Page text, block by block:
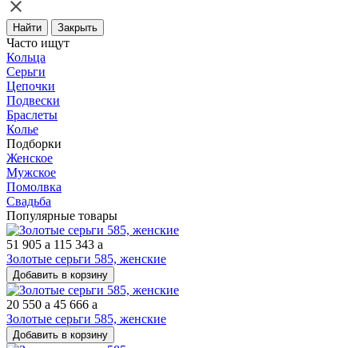
Найти Закрыть
Часто ищут
Кольца
Серьги
Цепочки
Подвески
Браслеты
Колье
Подборки
Женское
Мужское
Помолвка
Свадьба
Популярные товары
51 905 a 115 343 a
Золотые серьги 585, женские
Добавить в корзину
20 550 a 45 666 a
Золотые серьги 585, женские
Добавить в корзину